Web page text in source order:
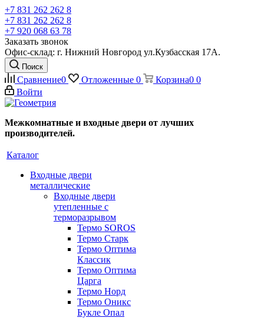
+7 831 262 262 8
+7 831 262 262 8
+7 920 068 63 78
Заказать звонок
Офис-склад: г. Нижний Новгород ул.Кузбасская 17А.
Поиск
Сравнение0 Отложенные 0 Корзина0 0
Войти
Межкомнатные и входные двери от лучших
производителей.
Каталог
Входные двери
металлические
Входные двери
утепленные с
терморазрывом
Термо SOROS
Термо Старк
Термо Оптима
Классик
Термо Оптима
Царга
Термо Норд
Термо Оникс
Букле Опал